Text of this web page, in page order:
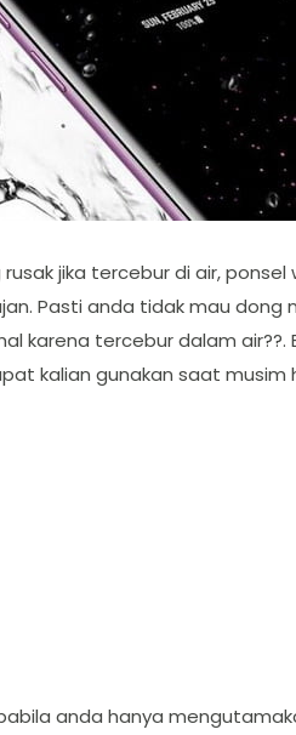
rusak jika tercebur di air,
Pasti anda tidak mau
karena tercebur dalam air??.
kalian gunakan saat musim
anda hanya